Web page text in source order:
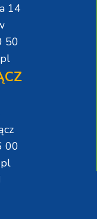
14
50
00